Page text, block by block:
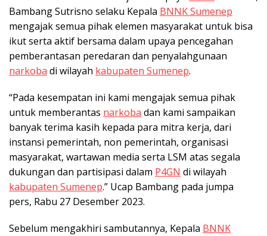
Bambang Sutrisno selaku Kepala BNNK Sumenep
mengajak semua pihak elemen masyarakat untuk bisa
ikut serta aktif bersama dalam upaya pencegahan
pemberantasan peredaran dan penyalahgunaan
narkoba di wilayah kabupaten Sumenep.
“Pada kesempatan ini kami mengajak semua pihak
untuk memberantas narkoba dan kami sampaikan
banyak terima kasih kepada para mitra kerja, dari
instansi pemerintah, non pemerintah, organisasi
masyarakat, wartawan media serta LSM atas segala
dukungan dan partisipasi dalam P4GN di wilayah
kabupaten Sumenep.” Ucap Bambang pada jumpa
pers, Rabu 27 Desember 2023.
Sebelum mengakhiri sambutannya, Kepala BNNK